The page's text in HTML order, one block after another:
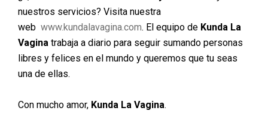
nuestros servicios? Visita nuestra
web www.kundalavagina.com. El equipo de Kunda La
Vagina trabaja a diario para seguir sumando personas
libres y felices en el mundo y queremos que tu seas
una de ellas.
Con mucho amor, Kunda La Vagina.